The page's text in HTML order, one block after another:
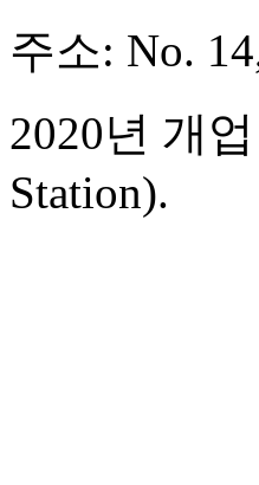
주소: No.
2020년 개
Station).